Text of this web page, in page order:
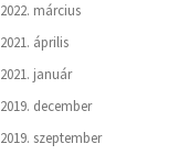
2022. március
2021. április
2021. január
2019. december
2019. szeptember